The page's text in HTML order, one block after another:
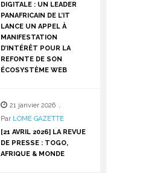
DIGITALE : UN LEADER
PANAFRICAIN DE L’IT
LANCE UN APPEL À
MANIFESTATION
D’INTÉRÊT POUR LA
REFONTE DE SON
ÉCOSYSTÈME WEB
21 janvier 2026 ,
Par LOME GAZETTE
[21 AVRIL 2026] LA REVUE
DE PRESSE : TOGO,
AFRIQUE & MONDE